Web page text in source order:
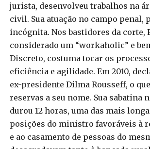
jurista, desenvolveu trabalhos na
civil. Sua atuação no campo penal,
incógnita. Nos bastidores da corte,
considerado um “workaholic” e
Discreto, costuma tocar os
eficiência e agilidade. Em 2010,
ex-presidente Dilma Rousseff, o
reservas a seu nome. Sua sabatina
durou 12 horas, uma das mais
posições do ministro favoráveis à
e ao casamento de pessoas do